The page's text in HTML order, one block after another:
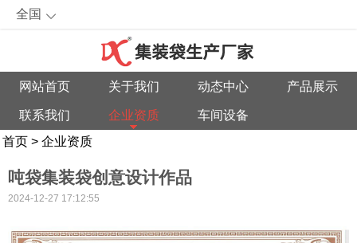
全国
网站首页 关于我们 动态中心 产品展示
联系我们 企业资质
车间设备
首页 > 企业资质
吨袋集装袋创意设计作品
2024-12-27 17:12:55